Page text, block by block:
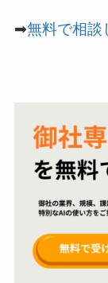
➡無料で相談